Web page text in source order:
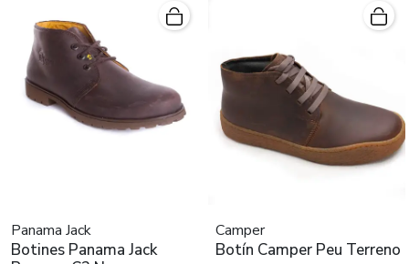
Panama Jack
Botines Panama Jack
Camper
Botín Camper Peu Terreno